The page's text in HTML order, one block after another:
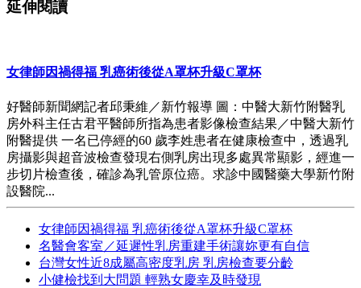
延伸閱讀
女律師因禍得福 乳癌術後從A罩杯升級C罩杯
好醫師新聞網記者邱秉維／新竹報導 圖：中醫大新竹附醫乳
房外科主任古君平醫師所指為患者影像檢查結果／中醫大新竹
附醫提供 一名已停經的60 歲李姓患者在健康檢查中，透過乳
房攝影與超音波檢查發現右側乳房出現多處異常顯影，經進一
步切片檢查後，確診為乳管原位癌。求診中國醫藥大學新竹附
設醫院...
女律師因禍得福 乳癌術後從A罩杯升級C罩杯
名醫會客室／延遲性乳房重建手術讓妳更有自信
台灣女性近8成屬高密度乳房 乳房檢查要分齡
小健檢找到大問題 輕熟女慶幸及時發現